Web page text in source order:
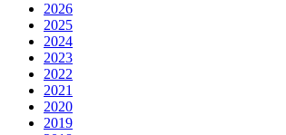
2026
2025
2024
2023
2022
2021
2020
2019